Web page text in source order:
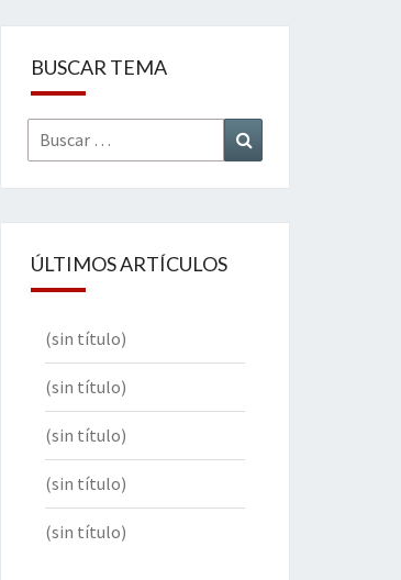
BUSCAR TEMA
Buscar
por:
ÚLTIMOS ARTÍCULOS
(sin título)
(sin título)
(sin título)
(sin título)
(sin título)